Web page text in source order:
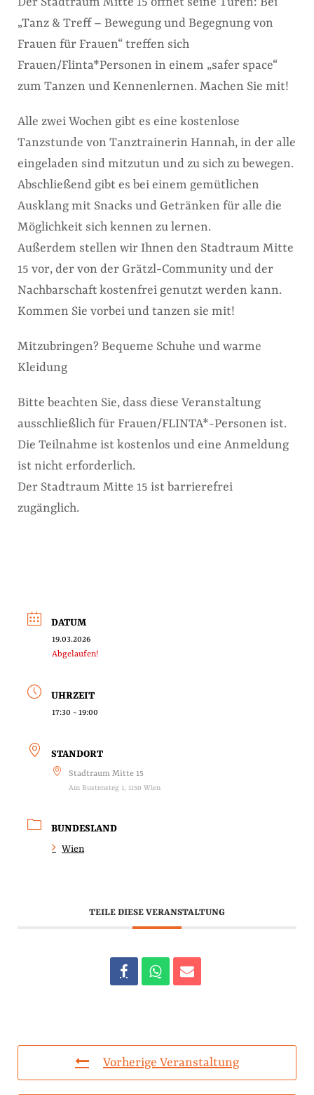
„Tanz & Treff – Bewegung und Begegnung von
Frauen für Frauen“ treffen sich
Frauen/Flinta*Personen in einem „safer space“
zum Tanzen und Kennenlernen. Machen Sie mit!
Alle zwei Wochen gibt es eine kostenlose
Tanzstunde von Tanztrainerin Hannah, in der alle
eingeladen sind mitzutun und zu sich zu bewegen.
Abschließend gibt es bei einem gemütlichen
Ausklang mit Snacks und Getränken für alle die
Möglichkeit sich kennen zu lernen.
Außerdem stellen wir Ihnen den Stadtraum Mitte
15 vor, der von der Grätzl-Community und der
Nachbarschaft kostenfrei genutzt werden kann.
Kommen Sie vorbei und tanzen sie mit!
Mitzubringen? Bequeme Schuhe und warme
Kleidung
Bitte beachten Sie, dass diese Veranstaltung
ausschließlich für Frauen/FLINTA*-Personen ist.
Die Teilnahme ist kostenlos und eine Anmeldung
ist nicht erforderlich.
Der Stadtraum Mitte 15 ist barrierefrei
zugänglich.
DATUM
19.03.2026
Abgelaufen!
UHRZEIT
17:30 - 19:00
STANDORT
Stadtraum Mitte 15
Am Rustensteg 1, 1150 Wien
BUNDESLAND
Wien
TEILE DIESE VERANSTALTUNG
Vorherige Veranstaltung